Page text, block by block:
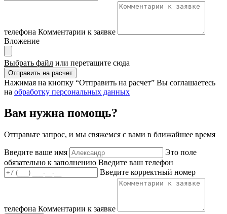
телефона Комментарии к заявке
Вложение
Выбрать файл или перетащите сюда
Отправить на расчет
Нажимая на кнопку “Отправить на расчет” Вы соглашаетесь
на обработку персональных данных
Вам нужна помощь?
Отправьте запрос, и мы свяжемся с вами в ближайшее время
Введите ваше имя
Это поле
обязательно к заполнению Введите ваш телефон
Введите корректный номер
телефона Комментарии к заявке